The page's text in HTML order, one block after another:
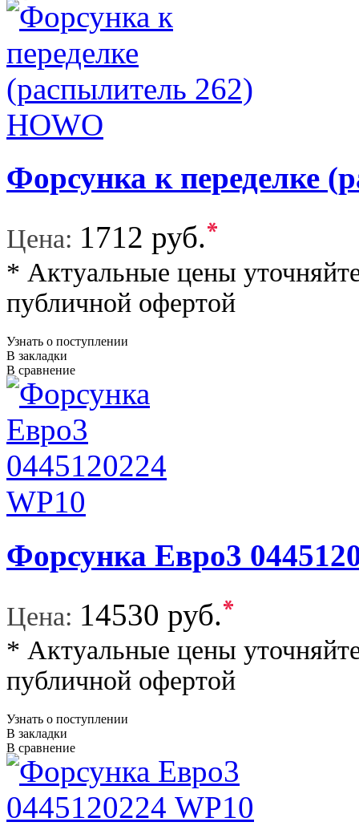
Форсунка к переделке
Цена: 1712 руб.*
* Актуальные цены
публичной офертой
Узнать о поступлении
В закладки
В сравнение
Форсунка Евро3
Цена: 14530 руб.*
* Актуальные цены
публичной офертой
Узнать о поступлении
В закладки
В сравнение